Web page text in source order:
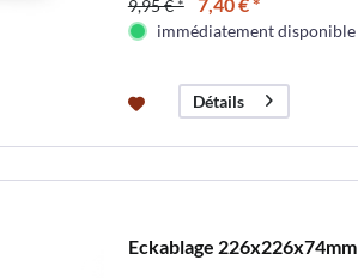
9,95 € *
immédiatement disponible
Détails
Eckablage 226x226x74mm